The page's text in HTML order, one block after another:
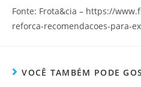
Fonte: Frota&cia – https://
reforca-recomendacoes-para-
VOCÊ TAMBÉM PODE